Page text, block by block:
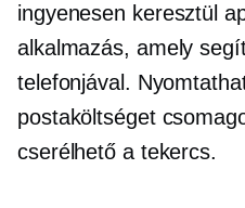
ingyenesen keresztül
alkalmazás, amely
telefonjával.
postaköltséget
cserélhető a tekercs.